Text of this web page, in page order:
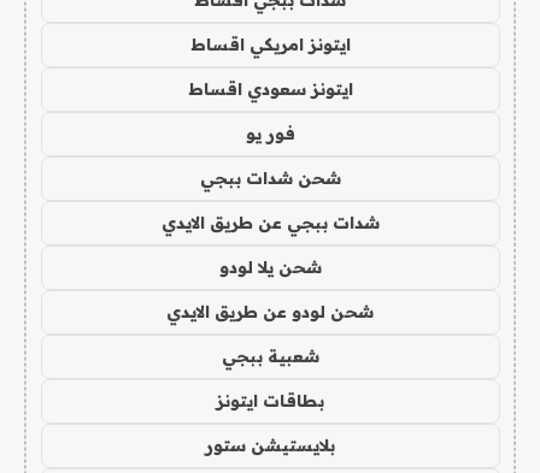
ايتونز امريكي اقساط
ايتونز سعودي اقساط
فور يو
شحن شدات ببجي
شدات ببجي عن طريق الايدي
شحن يلا لودو
شحن لودو عن طريق الايدي
شعبية ببجي
بطاقات ايتونز
بلايستيشن ستور